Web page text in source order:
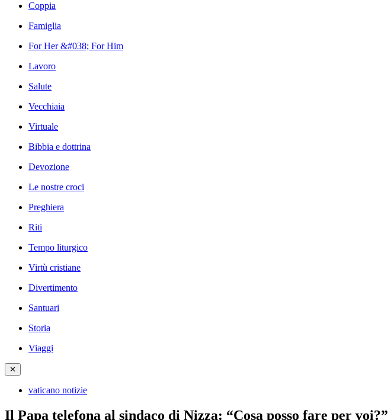
Coppia
Famiglia
For Her &#038; For Him
Lavoro
Salute
Vecchiaia
Virtuale
Bibbia e dottrina
Devozione
Le nostre croci
Preghiera
Riti
Tempo liturgico
Virtù cristiane
Divertimento
Santuari
Storia
Viaggi
✕
vaticano notizie
Il Papa telefona al sindaco di Nizza: “Cosa posso fare per voi?”